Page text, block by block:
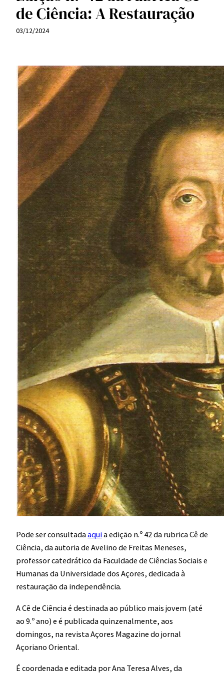
de Ciência: A Restauração
03/12/2024
Pode ser consultadaaquia edição n.º 42 da rubrica Cê de
Ciência, da autoria de Avelino de Freitas Meneses,
professor catedrático da Faculdade de Ciências Sociais e
Humanas da Universidade dos Açores, dedicada à
restauração da independência.
A Cê de Ciência é destinada ao público mais jovem (até
ao 9.º ano) e é publicada quinzenalmente, aos
domingos, na revista Açores Magazine do jornal
Açoriano Oriental.
É coordenada e editada por Ana Teresa Alves, da